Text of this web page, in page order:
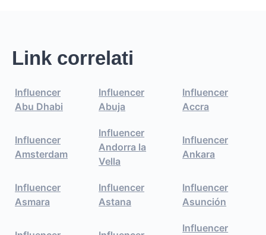
Link correlati
Influencer
Abu Dhabi
Influencer
Abuja
Influencer
Accra
Influencer
Amsterdam
Influencer
Andorra la
Vella
Influencer
Ankara
Influencer
Asmara
Influencer
Astana
Influencer
Asunción
Influencer